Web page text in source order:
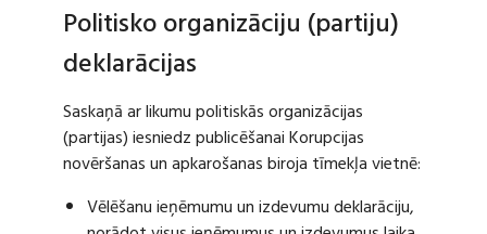
Politisko organizāciju (partiju)
deklarācijas
Saskaņā ar likumu politiskās organizācijas
(partijas) iesniedz publicēšanai Korupcijas
novēršanas un apkarošanas biroja tīmekļa vietnē:
Vēlēšanu ieņēmumu un izdevumu deklarāciju,